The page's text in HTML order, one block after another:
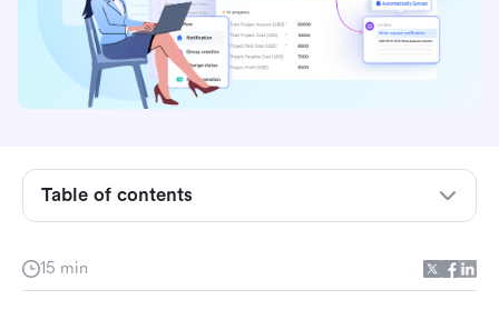
15 min
Table of contents
equipos modernos
software de colaboración